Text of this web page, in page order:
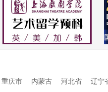
重庆市 内蒙古 河北省 辽宁